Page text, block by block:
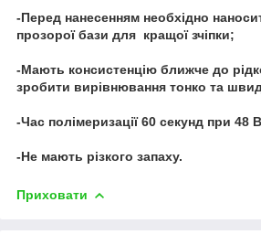
-Перед нанесенням необхідно
прозорої бази для кращої зчіпки;
-Мають консистенцію ближче до
зробити вирівнювання тонко та
-Час полімеризації 60 секунд при 48
-Не мають різкого запаху.
Приховати